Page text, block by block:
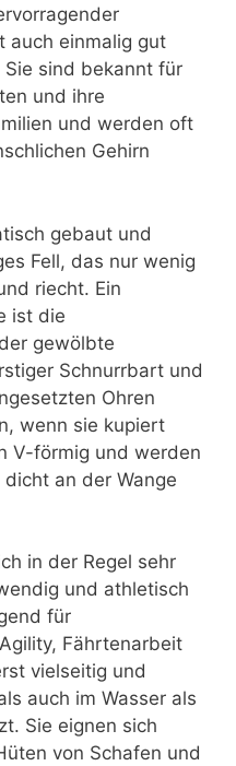
auch einmalig gut
sind bekannt für
und ihre
und werden oft
Gehirn
gebaut und
Fell, das nur wenig
riecht. Ein
ist die
gewölbte
Schnurrbart und
Ohren
wenn sie kupiert
V-förmig und werden
an der Wange
in der Regel sehr
und athletisch
für
Fährtenarbeit
vielseitig und
auch im Wasser als
Sie eignen sich
von Schafen und